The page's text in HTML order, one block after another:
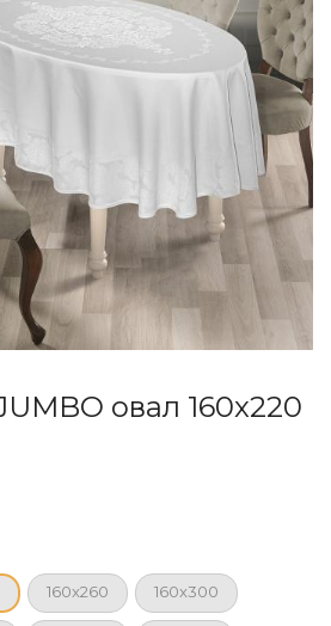
овал 160x220
160x260 160x300